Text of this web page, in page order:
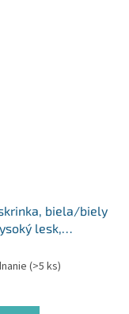
biela/biely
lesk,
(>5 ks)